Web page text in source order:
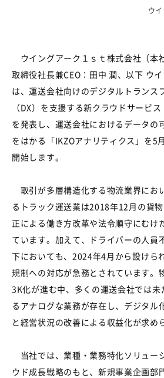
ウ
ウイングアーク１ｓｔ株式会社（本
取締役社長兼CEO：田中 潤、以下 ウイ
は、運送会社向けのデジタルトランス
（DX）を支援する新クラウドサービス
を発表し、運送会社におけるデータの
をはかる「IKZOアナリティクス」を5
開始します。
取引が多層構造化する物流業界にお
るトラック運送業は2018年12月の貨
正による働き方改革や法令順守にむけ
ています。加えて、ドライバーの人員
下においても、2024年4月から設けら
規制への対応が急務とされています。
3K化が進む中、多くの運送会社では未
るアナログな業務が存在し、デジタル
と経営状況の改善による収益化が求め
当社では、業種・業務特化ソリュー
ウド成長戦略のもと、新規事業企画部